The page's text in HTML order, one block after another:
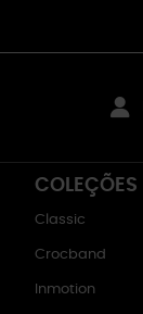
COLEÇÕES
Classic
Crocband
Inmotion